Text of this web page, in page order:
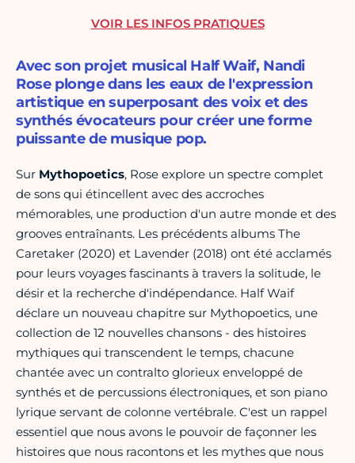
Avec son projet musical Half Waif, Nandi
Rose plonge dans les eaux de l'expression
artistique en superposant des voix et des
synthés évocateurs pour créer une forme
puissante de musique pop.
Sur Mythopoetics, Rose explore un spectre complet
de sons qui étincellent avec des accroches
mémorables, une production d'un autre monde et des
grooves entraînants. Les précédents albums The
Caretaker (2020) et Lavender (2018) ont été acclamés
pour leurs voyages fascinants à travers la solitude, le
désir et la recherche d'indépendance. Half Waif
déclare un nouveau chapitre sur Mythopoetics, une
collection de 12 nouvelles chansons - des histoires
mythiques qui transcendent le temps, chacune
chantée avec un contralto glorieux enveloppé de
synthés et de percussions électroniques, et son piano
lyrique servant de colonne vertébrale. C'est un rappel
essentiel que nous avons le pouvoir de façonner les
histoires que nous racontons et les mythes que nous
VOIR LES INFOS PRATIQUES